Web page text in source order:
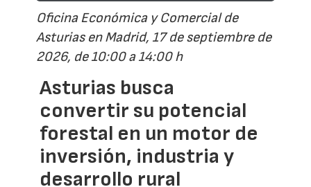
Oficina Económica y Comercial de
Asturias en Madrid, 17 de septiembre de
2026, de 10:00 a 14:00 h
Asturias busca
convertir su potencial
forestal en un motor de
inversión, industria y
desarrollo rural